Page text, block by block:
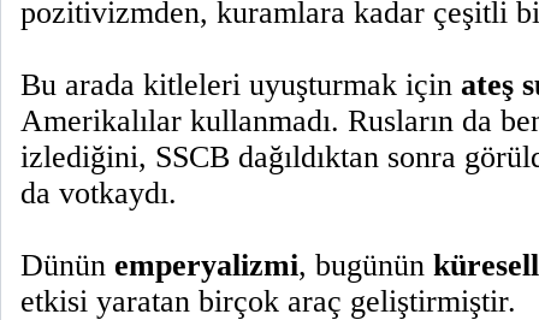
pozitivizmden, kuramlara kadar çeşitli
Bu arada kitleleri uyuşturmak için ateş
Amerikalılar kullanmadı. Rusların da
izlediğini, SSCB dağıldıktan sonra
da votkaydı.
Dünün emperyalizmi, bugünün
etkisi yaratan birçok araç geliştirmiştir.